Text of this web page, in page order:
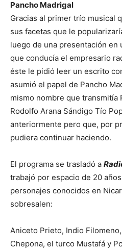
Pancho Madrigal
Gracias al primer trío musical
sus facetas que le
luego de una presentación en
que conducía el empresario
éste le pidió leer un escrito
asumió el papel de Pancho
mismo nombre que transmitía
Rodolfo Arana Sándigo Tío
anteriormente pero que, por
pudiera continuar haciendo.
El programa se trasladó a
trabajó por espacio de 20
personajes conocidos en
sobresalen:
Aniceto Prieto, Indio
Chepona, el turco Mustafá y